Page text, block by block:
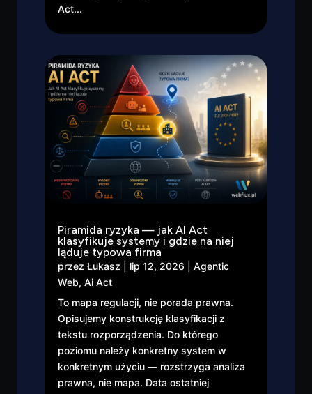
Act...
Piramida ryzyka — jak AI Act
klasyfikuje systemy i gdzie na niej
ląduje typowa firma
przez Łukasz lip 12, 2026
Agentic
Web, Ai Act
To mapa regulacji, nie porada prawna.
Opisujemy konstrukcję klasyfikacji z
tekstu rozporządzenia. Do którego
poziomu należy konkretny system w
konkretnym użyciu — rozstrzyga analiza
prawna, nie mapa. Data ostatniej